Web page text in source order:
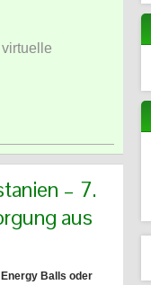
– 7.
aus
Balls oder